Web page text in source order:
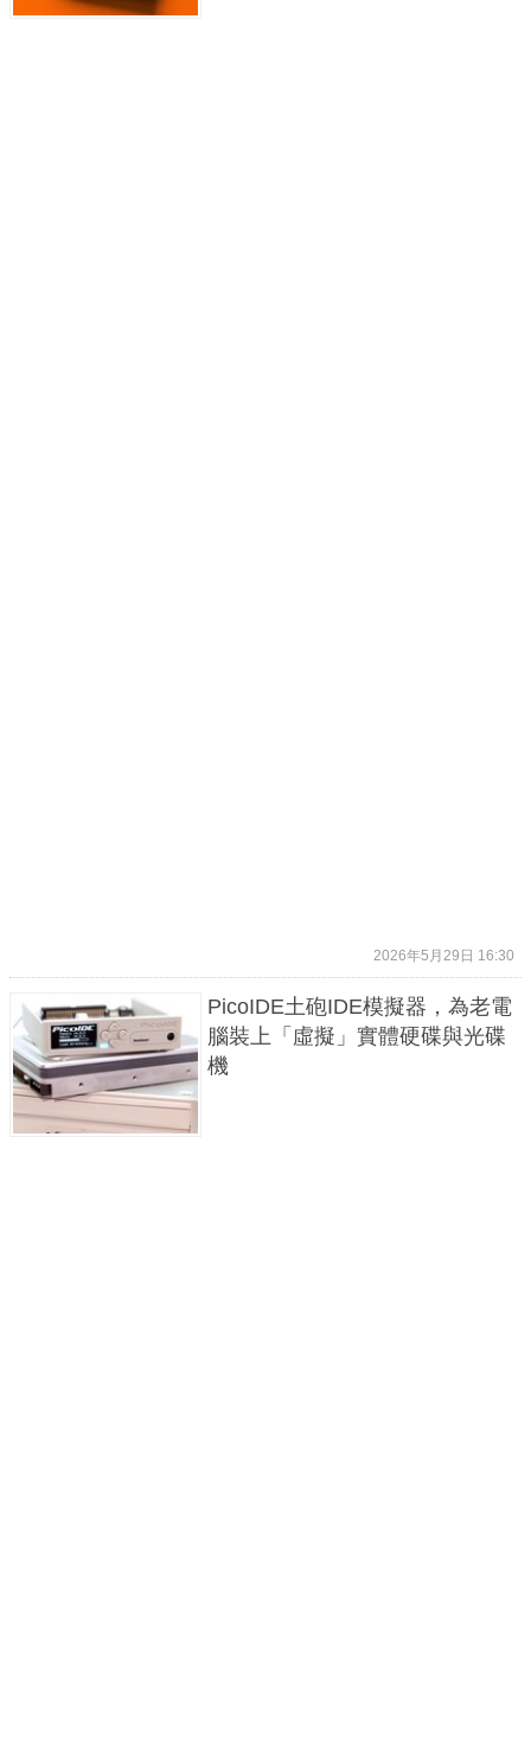
2026年5月29日 16:30
PicoIDE土砲IDE模擬器，為老電
腦裝上「虛擬」實體硬碟與光碟
機